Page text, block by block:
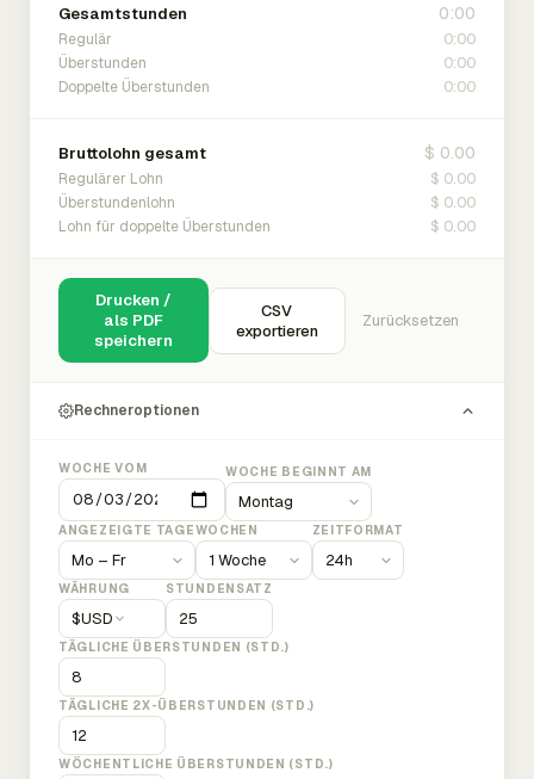
Gesamtstunden 0:00
Regulär 0:00
Überstunden 0:00
Doppelte Überstunden 0:00
Bruttolohn gesamt $ 0.00
Regulärer Lohn $ 0.00
Überstundenlohn $ 0.00
Lohn für doppelte Überstunden $ 0.00
Drucken /
als PDF
speichern
CSV
exportieren
Zurücksetzen
Rechneroptionen
WOCHE VOM WOCHE BEGINNT AM
ANGEZEIGTE TAGEWOCHEN ZEITFORMAT
WÄHRUNG
$USD
STUNDENSATZ
TÄGLICHE ÜBERSTUNDEN (STD.)
TÄGLICHE 2X-ÜBERSTUNDEN (STD.)
WÖCHENTLICHE ÜBERSTUNDEN (STD.)